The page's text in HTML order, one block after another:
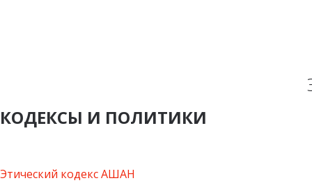
КОДЕКСЫ И ПОЛИТИКИ
Этический кодекс АШАН